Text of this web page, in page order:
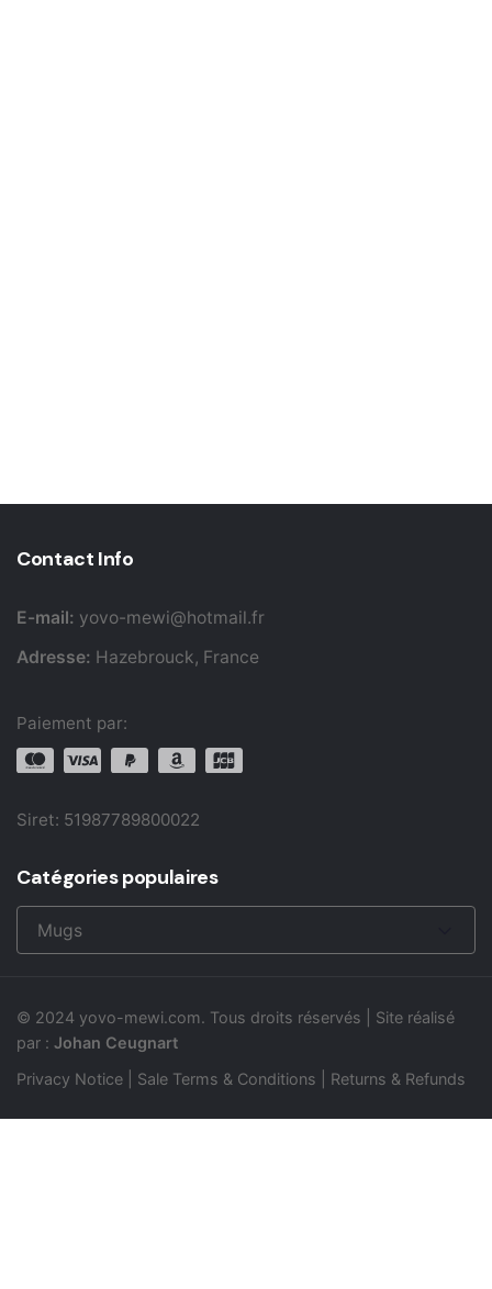
Contact Info
E-mail: yovo-mewi@hotmail.fr
Adresse: Hazebrouck, France
Paiement par:
Siret: 51987789800022
Catégories populaires
Mugs
© 2024 yovo-mewi.com. Tous droits réservés | Site réalisé
par : Johan Ceugnart
Privacy Notice
Sale Terms & Conditions Returns & Refunds